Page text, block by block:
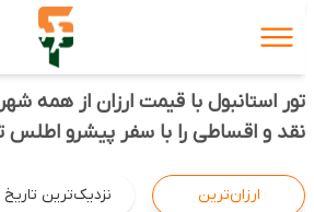
تور استانبول با قیمت ارزان از همه
نقد و اقساطی را با سفر پیشرو اطلس
ارزان‌ترین نزدیک‌ترین تاریخ